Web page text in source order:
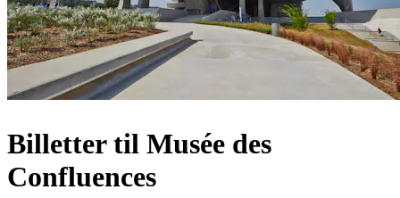
Billetter til Musée des
Confluences